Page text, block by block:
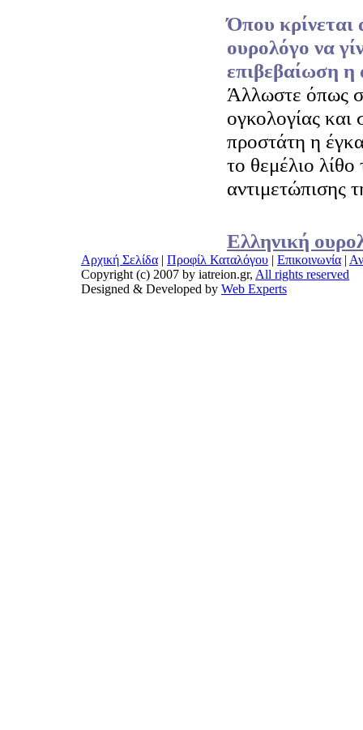
Όπου κρίνεται
ουρολόγο να
επιβεβαίωση η
Άλλωστε όπως
ογκολογίας και
προστάτη η
το θεμέλιο λίθο
αντιμετώπισης
Ελληνική
Αρχική Σελίδα | Προφίλ Καταλόγου | Επικοινωνία |
Copyright (c) 2007 by iatreion.gr, All rights reserved
Designed & Developed by Web Experts